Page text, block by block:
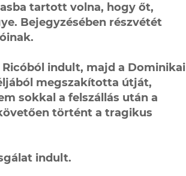
tartott volna, hogy őt,
Bejegyzésében részvétét
indult, majd a Dominikai
megszakította útját,
sokkal a felszállás után a
történt a tragikus
indult.